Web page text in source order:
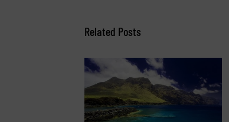
Related Posts